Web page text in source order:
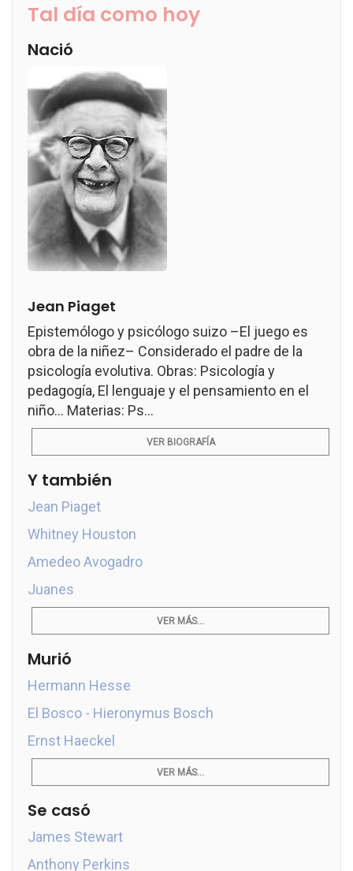
Tal día como hoy
Nació
Jean Piaget
Epistemólogo y psicólogo suizo –El juego es
obra de la niñez– Considerado el padre de la
psicología evolutiva. Obras: Psicología y
pedagogía, El lenguaje y el pensamiento en el
niño... Materias: Ps...
VER BIOGRAFÍA
Y también
Jean Piaget
Whitney Houston
Amedeo Avogadro
Juanes
VER MÁS...
Murió
Hermann Hesse
El Bosco - Hieronymus Bosch
Ernst Haeckel
VER MÁS...
Se casó
James Stewart
Anthony Perkins